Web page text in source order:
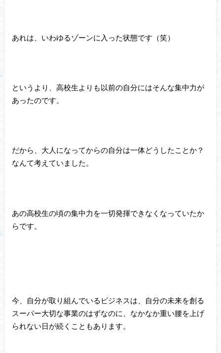
あれは、いわゆるゾーンに入った状態です（笑）
というより、高校生よりも以前の自分にはそんな集中力が
あったのです。
だから、大人になってからの自分は一体どうしたことか？
なんて考えていました。
あの高校生の頃の集中力を一切発揮できなくなっていたか
らです。
今、自分が取り組んでいるビジネスは、自分の未来を創る
スーパー大切な事業のはずなのに、なかなか重い腰を上げ
られない日が続くこともあります。